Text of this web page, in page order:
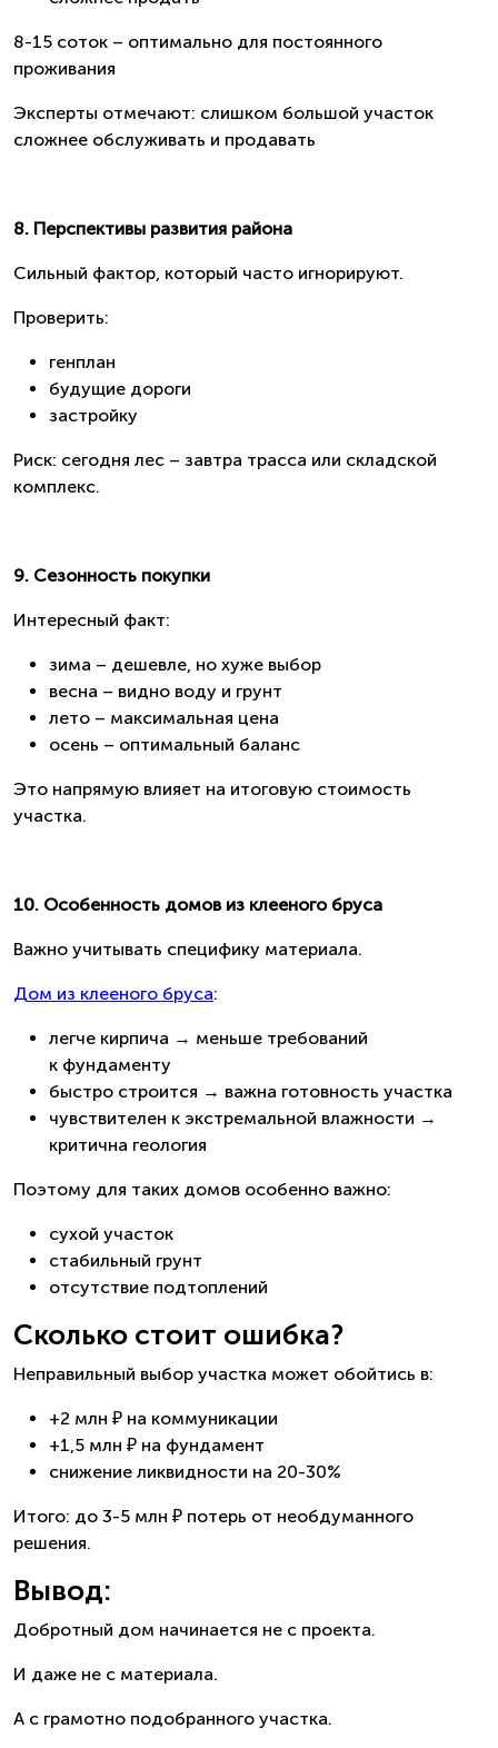
8-15 соток – оптимально для постоянного
проживания
Эксперты отмечают: слишком большой участок
сложнее обслуживать и продавать
8. Перспективы развития района
Сильный фактор, который часто игнорируют.
Проверить:
генплан
будущие дороги
застройку
Риск: сегодня лес – завтра трасса или складской
комплекс.
9. Сезонность покупки
Интересный факт:
зима – дешевле, но хуже выбор
весна – видно воду и грунт
лето – максимальная цена
осень – оптимальный баланс
Это напрямую влияет на итоговую стоимость
участка.
10. Особенность домов из клееного бруса
Важно учитывать специфику материала.
Дом из клееного бруса:
легче кирпича → меньше требований
к фундаменту
быстро строится → важна готовность участка
чувствителен к экстремальной влажности →
критична геология
Поэтому для таких домов особенно важно:
сухой участок
стабильный грунт
отсутствие подтоплений
Сколько стоит ошибка?
Неправильный выбор участка может обойтись в:
+2 млн ₽ на коммуникации
+1,5 млн ₽ на фундамент
снижение ликвидности на 20-30%
Итого: до 3-5 млн ₽ потерь от необдуманного
решения.
Вывод:
Добротный дом начинается не с проекта.
И даже не с материала.
А с грамотно подобранного участка.